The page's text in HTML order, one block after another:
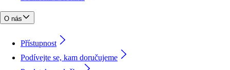
O nás
Přístupnost
Podívejte se, kam doručujeme